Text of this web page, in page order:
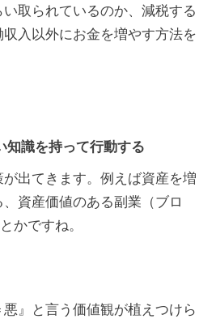
取られているのか、減税する
入以外にお金を増やす方法を
知識を持って行動する
出てきます。例えば資産を増
資産価値のある副業（ブロ
かですね。
』と言う価値観が植えつけら